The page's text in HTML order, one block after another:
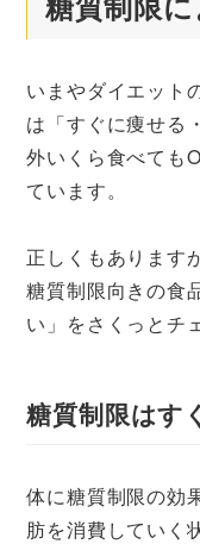
いまやダイエット
は「すぐに痩せる
外いくら食べても
ています。
正しくもあります
糖質制限向きの食
い」をさくっとチ
糖質制限はす
体に糖質制限の効
肪を消費していく